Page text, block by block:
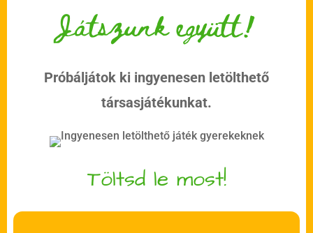
Játszunk együtt!
Próbáljátok ki ingyenesen letölthető
társasjátékunkat.
Töltsd le most!